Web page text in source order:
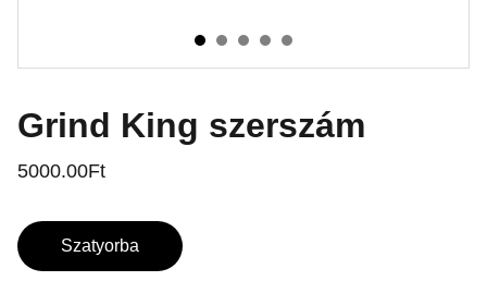
Grind King szerszám
5000.00Ft
Szatyorba